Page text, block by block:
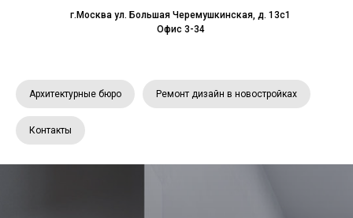
г.Москва ул. Большая Черемушкинская, д. 13с1
Офис 3-34
Архитектурные бюро Ремонт дизайн в новостройках
Контакты